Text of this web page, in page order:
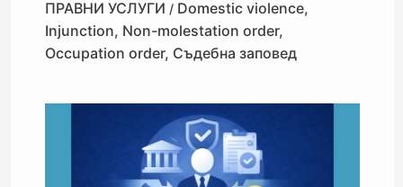
ПРАВНИ УСЛУГИ / Domestic violence,
Injunction, Non-molestation order,
Occupation order, Съдебна заповед